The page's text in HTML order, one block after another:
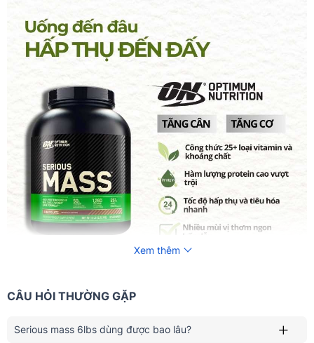
Xem thêm
CÂU HỎI THƯỜNG GẶP
Serious mass 6lbs dùng được bao lâu?